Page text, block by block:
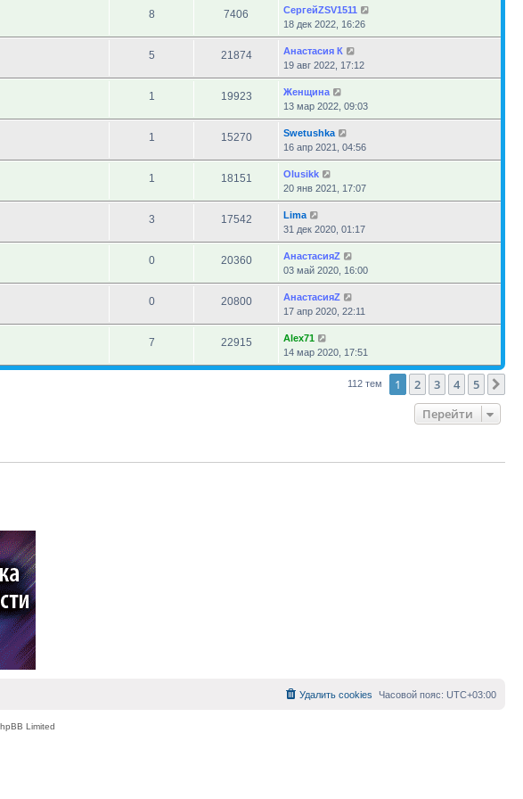
8 7406
СергейZSV1511
18 дек 2022, 16:26
5 21874
Анастасия К
19 авг 2022, 17:12
1 19923
Женщина
13 мар 2022, 09:03
1 15270
Swetushka
16 апр 2021, 04:56
1 18151
Olusikk
20 янв 2021, 17:07
3 17542
Lima
31 дек 2020, 01:17
0 20360
АнастасияZ
03 май 2020, 16:00
0 20800
АнастасияZ
17 апр 2020, 22:11
7 22915
Alex71
14 мар 2020, 17:51
112 тем 1 2 3 4 5
Перейти
Часовой пояс: UTC+03:00
Удалить cookies
Limited